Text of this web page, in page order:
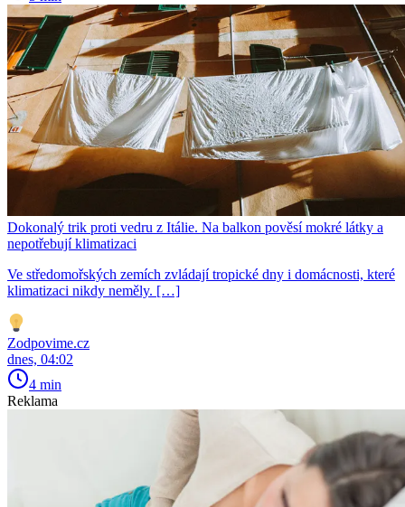
Dokonalý trik proti vedru z Itálie. Na balkon pověsí mokré látky a
nepotřebují klimatizaci
Ve středomořských zemích zvládají tropické dny i domácnosti, které
klimatizaci nikdy neměly. […]
Zodpovime.cz
dnes, 04:02
4 min
Reklama